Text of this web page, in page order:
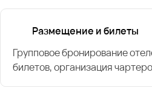
Размещение и билеты
Групповое бронирование
билетов, организация